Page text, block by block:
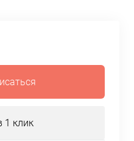
1 клик